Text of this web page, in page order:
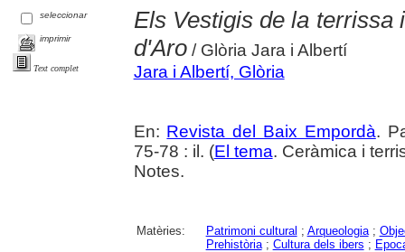
seleccionar
imprimir
Text complet
Els Vestigis de la
d'Aro/ Glòria Jara i Albertí
Jara i Albertí, Glòria
En: Revista del Baix Empordà.
75-78 : il. (El tema. Ceràmica i
Notes.
Matèries: Patrimoni cultural ; Arqueologia;
Prehistòria; Cultura dels ibers ;